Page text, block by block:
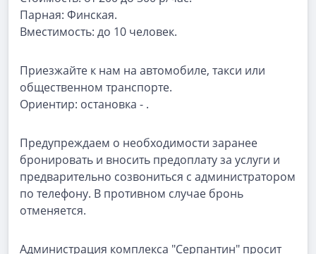
Парная: Финская.
Вместимость: до 10 человек.
Приезжайте к нам на автомобиле, такси или
общественном транспорте.
Ориентир: остановка - .
Предупреждаем о необходимости заранее
бронировать и вносить предоплату за услуги и
предварительно созвониться с администратором
по телефону. В противном случае бронь
отменяется.
Администрация комплекса "Серпантин" просит